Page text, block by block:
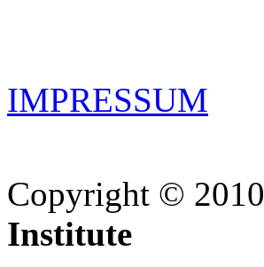
IMPRESSUM
Copyright © 2010
Institute